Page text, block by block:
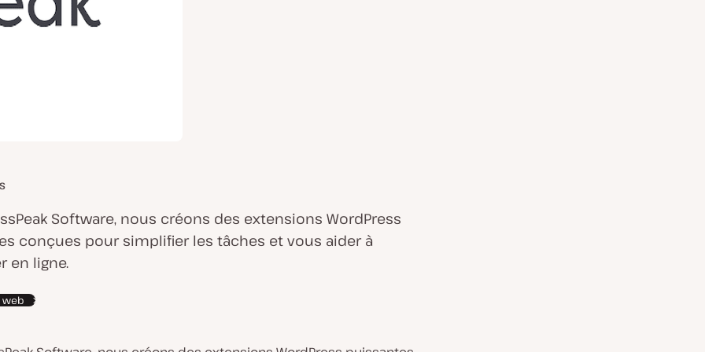
Software, nous créons des extensions WordPress
conçues pour simplifier les tâches et vous aider à
en ligne.
web